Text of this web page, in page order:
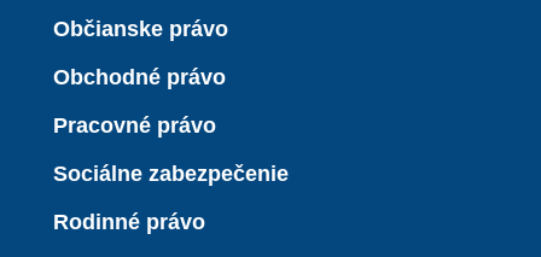
Občianske právo
Obchodné právo
Pracovné právo
Sociálne zabezpečenie
Rodinné právo